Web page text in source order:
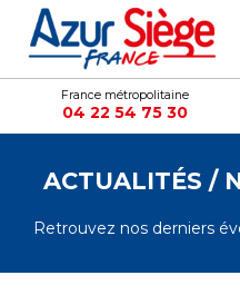
France métropolitaine
04 22 54 75 30
ACTUALITÉS /
Retrouvez nos derniers
Panneau de gestion des